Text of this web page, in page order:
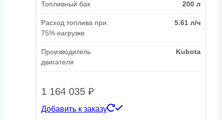
Топливный бак 200 л
Расход топлива при
75% нагрузке
5.61 л/ч
Производитель
двигателя
Kubota
1 164 035 ₽
Добавить к заказу